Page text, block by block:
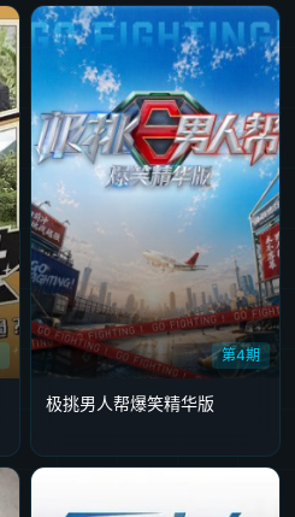
第4期
极挑男人帮爆笑精华版